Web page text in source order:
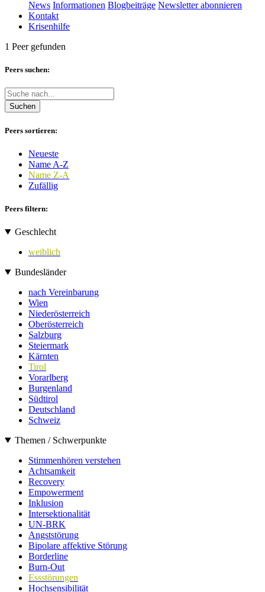
News Informationen Blogbeiträge Newsletter abonnieren
Kontakt
Krisenhilfe
1 Peer gefunden
Peers suchen:
Suchen
Peers sortieren:
Neueste
Name A-Z
Name Z-A
Zufällig
Peers filtern:
Geschlecht
weiblich
Bundesländer
nach Vereinbarung
Wien
Niederösterreich
Oberösterreich
Salzburg
Steiermark
Kärnten
Tirol
Vorarlberg
Burgenland
Südtirol
Deutschland
Schweiz
Themen / Schwerpunkte
Stimmenhören verstehen
Achtsamkeit
Recovery
Empowerment
Inklusion
Intersektionalität
UN-BRK
Angststörung
Bipolare affektive Störung
Borderline
Burn-Out
Essstörungen
Hochsensibilität